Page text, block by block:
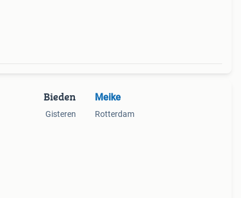
Bieden
Gisteren
Meike
Rotterdam